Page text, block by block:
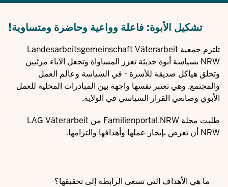
تشكيل الأبوة: فاعلة وواعية وحاضرة ومتساوية!
تلتزم جمعية Landesarbeitsgemeinschaft Väterarbeit
NRW بسياسة أبوة حديثة تعزز المساواة وتجعل الآباء مرئيين
وتخلق هياكل صديقة للأسرة - في السياسة وعالم العمل
والمجتمع. وهي تعتبر نفسها واجهة بين المبادرات المحلية للعمل
الأبوي وصانعي القرار السياسي في الولاية.
طلبت مجلة Familienportal.NRW من LAG Väterarbeit
NRW أن تعرض بإيجاز عملها وأهدافها والتزامها.
ما هي الأهداف التي تسعى الرابطة إلى تحقيقها؟